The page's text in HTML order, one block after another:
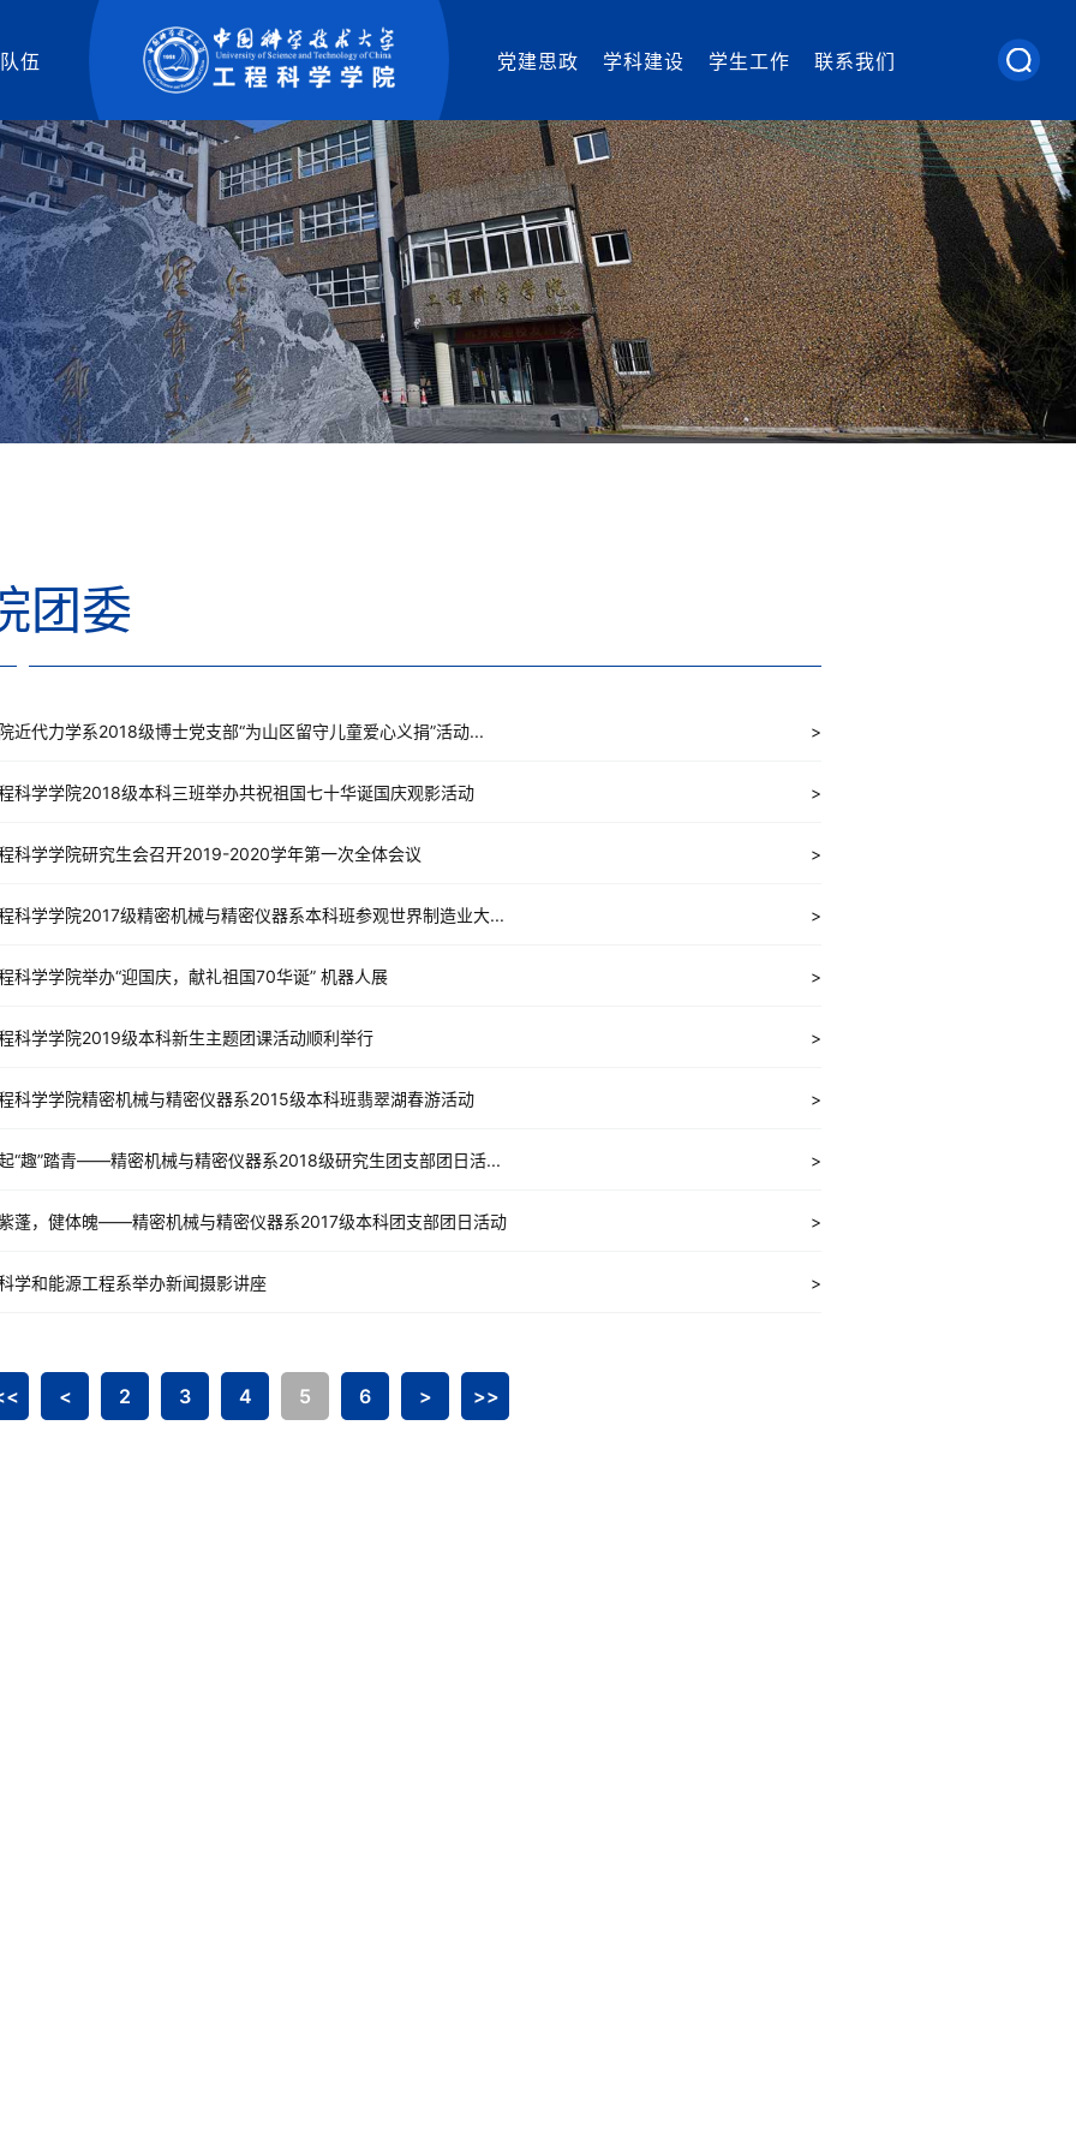
伍 党建思政 学科建设 学生工作 联系我们
团委
近代力学系2018级博士党支部“为山区留守儿童爱心义捐”活动...
科学学院2018级本科三班举办共祝祖国七十华诞国庆观影活动
科学学院研究生会召开2019-2020学年第一次全体会议
科学学院2017级精密机械与精密仪器系本科班参观世界制造业大...
科学学院举办“迎国庆，献礼祖国70华诞” 机器人展
科学学院2019级本科新生主题团课活动顺利举行
科学学院精密机械与精密仪器系2015级本科班翡翠湖春游活动
“趣”踏青——精密机械与精密仪器系2018级研究生团支部团日活...
蓬，健体魄——精密机械与精密仪器系2017级本科团支部团日活动
学和能源工程系举办新闻摄影讲座
< 2 3 4 5 6 > >>